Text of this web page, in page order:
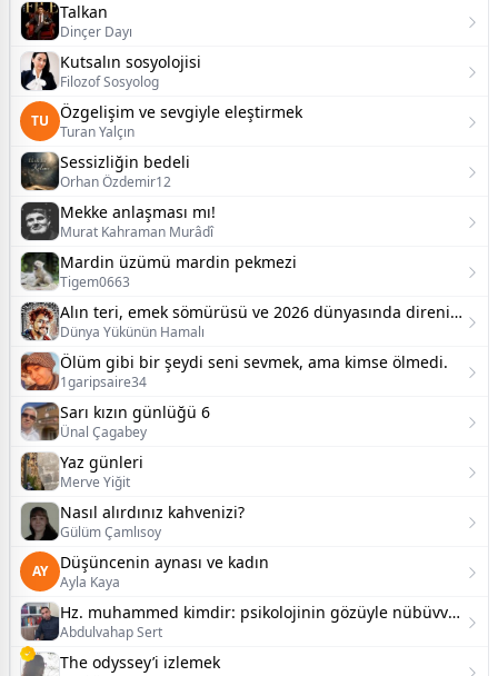
Talkan
Dinçer Dayı
Kutsalın sosyolojisi
Filozof Sosyolog
TU Özgelişim ve sevgiyle eleştirmek
Turan Yalçın
Sessizliğin bedeli
Orhan Özdemir12
Mekke anlaşması mı!
Murat Kahraman Murâdî
Mardin üzümü mardin pekmezi
Tigem0663
Alın teri, emek sömürüsü ve 2026 dünyasında direnişin imkânı
Dünya Yükünün Hamalı
Ölüm gibi bir şeydi seni sevmek, ama kimse ölmedi.
1garipsaire34
Sarı kızın günlüğü 6
Ünal Çagabey
Yaz günleri
Merve Yiğit
Nasıl alırdınız kahvenizi?
Gülüm Çamlısoy
AY Düşüncenin aynası ve kadın
Ayla Kaya
Hz. muhammed kimdir: psikolojinin gözüyle nübüvveti yeniden düşünmek.
Abdulvahap Sert
The odyssey’i izlemek